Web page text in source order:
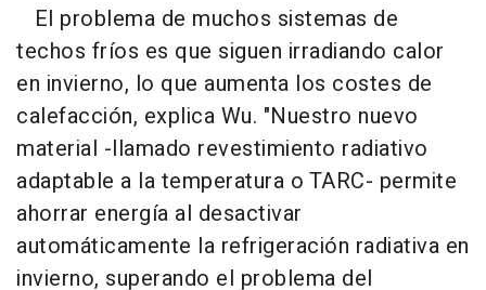
El problema de muchos sistemas de
techos fríos es que siguen irradiando calor
en invierno, lo que aumenta los costes de
calefacción, explica Wu. "Nuestro nuevo
material -llamado revestimiento radiativo
adaptable a la temperatura o TARC- permite
ahorrar energía al desactivar
automáticamente la refrigeración radiativa en
invierno, superando el problema del